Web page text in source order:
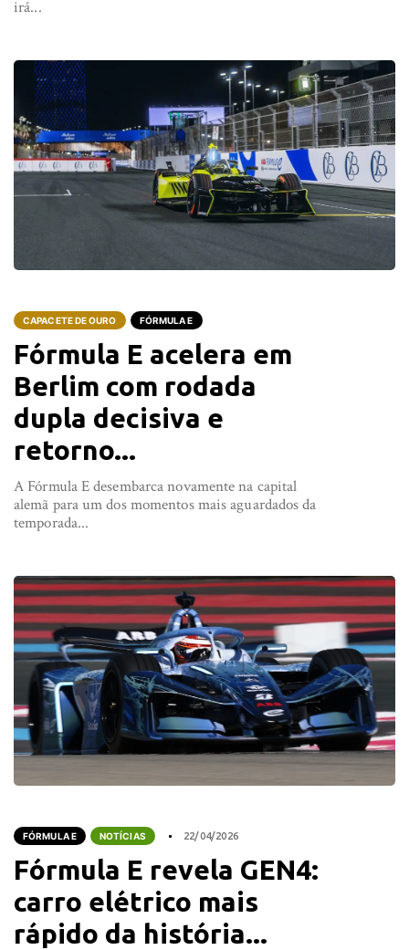
irá...
CAPACETE DE OURO FÓRMULA E
Fórmula E acelera em
Berlim com rodada
dupla decisiva e
retorno...
A Fórmula E desembarca novamente na capital
alemã para um dos momentos mais aguardados da
temporada...
FÓRMULA E NOTÍCIAS 22/04/2026
Fórmula E revela GEN4:
carro elétrico mais
rápido da história...